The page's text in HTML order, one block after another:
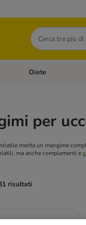
Cerca
Gatti
Apri Menù
Diete
per
merita un mangime
ma anche complementi e
risultati